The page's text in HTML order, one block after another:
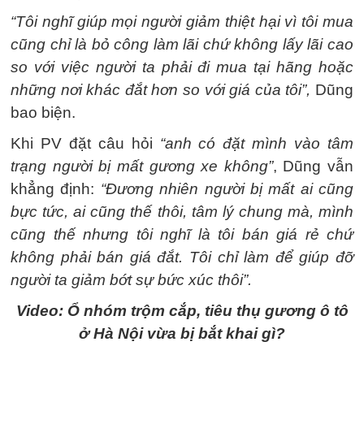
“Tôi nghĩ giúp mọi người giảm thiệt hại vì tôi mua
cũng chỉ là bỏ công làm lãi chứ không lấy lãi cao
so với việc người ta phải đi mua tại hãng hoặc
những nơi khác đắt hơn so với giá của tôi”, Dũng
bao biện.
Khi PV đặt câu hỏi “anh có đặt mình vào tâm
trạng người bị mất gương xe không”, Dũng vẫn
khẳng định: “Đương nhiên người bị mất ai cũng
bực tức, ai cũng thế thôi, tâm lý chung mà, mình
cũng thế nhưng tôi nghĩ là tôi bán giá rẻ chứ
không phải bán giá đắt. Tôi chỉ làm để giúp đỡ
người ta giảm bớt sự bức xúc thôi”.
Video: Ổ nhóm trộm cắp, tiêu thụ gương ô tô
ở Hà Nội vừa bị bắt khai gì?